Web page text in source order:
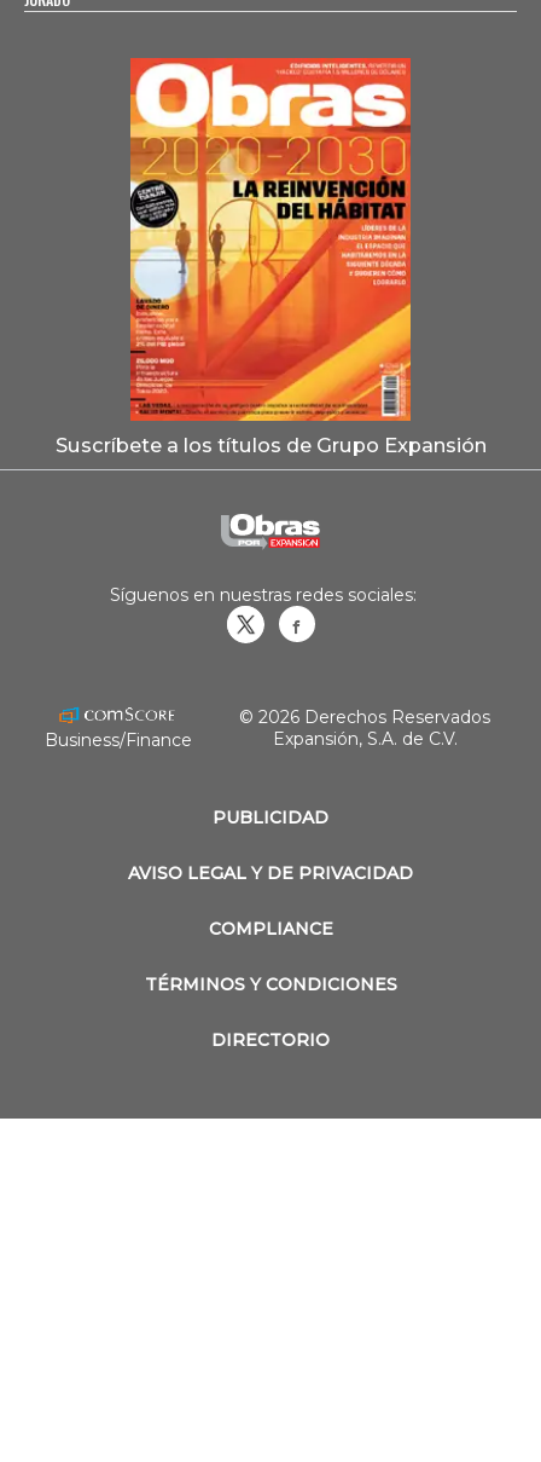
Suscríbete a los títulos de Grupo Expansión
PUBLICIDAD
AVISO LEGAL Y DE PRIVACIDAD
COMPLIANCE
TÉRMINOS Y CONDICIONES
DIRECTORIO
Síguenos en nuestras redes sociales:
Business/Finance
© 2026 Derechos Reservados
Expansión, S.A. de C.V.